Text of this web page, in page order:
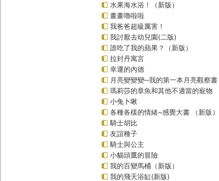
水果海水浴！（新版）
畫畫嚕啦啦
我爸爸超級厲害！
我討厭去幼兒園(二版)
誰吃了我的蘋果？（新版）
拉封丹寓言
幸運的內德
月亮變變變─我的第一本月亮觀察書
瑪莉莎的章魚和其他不適當的寵物
小兔卜啾
各種各樣的情緒~感覺大書 （新版）
騎士胡比
友誼種子
騎士與公主
小貓頭鷹的冒險
我的百變馬桶（新版）
我的飛天浴缸(新版)